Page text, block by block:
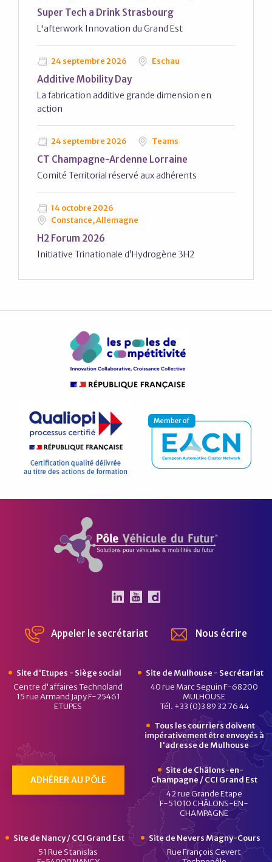
Super Tech a Drink Strasbourg
L'afterwork Innovation du Grand Est
24 septembre 2026 Eschau
Additive Mobility Day
La fabrication additive grande dimension en
action
24 septembre 2026 Teams
CT Champagne-Ardenne Lorraine
Comité Territorial réservé aux adhérents
14 octobre 2026
Constance, Allemagne
H2 Forum 2026
Initiative Trinationale d’Hydrogène 3H2
Pôle Véhicule du Futur
Appeler le secrétariat Nous écrire
Site d'Etupes - Siège social
Centre d'affaires Technoland
15 rue Armand Japy F-25461
ETUPES
Site de Mulhouse - Secrétariat
40 rue Marc Seguin F-68200
MULHOUSE
Tél. +33 (0)3 89 32 76 44
Tous les courriers doivent
impérativement être envoyés à
l'adresse de Mulhouse
ADHÉRER AU PÔLE
Site de Châlons-en-
Champagne / CCI Grand Est
42 rue Grande Etape
F-51010 CHÂLONS-EN-
CHAMPAGNE
Site de Nancy / CCI Grand Est
51 Rue Stanislas
Site de Nevers Magny-Cours
Rue François Cevert